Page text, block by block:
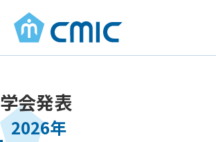
学会発表
2026年